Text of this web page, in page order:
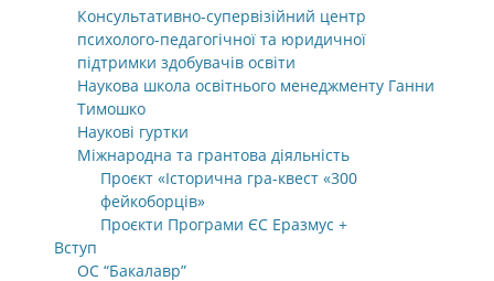
Консультативно-супервізійний центр
психолого-педагогічної та юридичної
підтримки здобувачів освіти
Наукова школа освітнього менеджменту Ганни
Тимошко
Наукові гуртки
Міжнародна та грантова діяльність
Проєкт «Історична гра-квест «300
фейкоборців»
Проєкти Програми ЄС Еразмус +
Вступ
ОС “Бакалавр”